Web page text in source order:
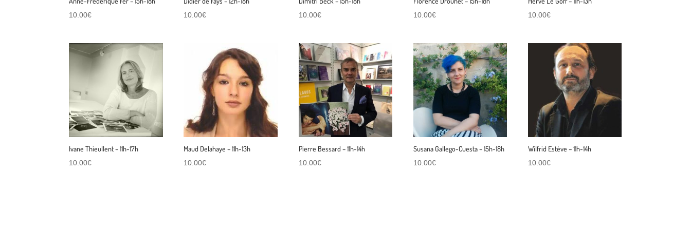
10.00€ 10.00€ 10.00€ 10.00€ 10.00€
Ivane Thieullent – 11h-17h
10.00€
Maud Delahaye – 11h-13h
10.00€
Pierre Bessard – 11h-14h
10.00€
Susana Gallego-Cuesta – 15h-18h
10.00€
Wilfrid Estève – 11h-14h
10.00€